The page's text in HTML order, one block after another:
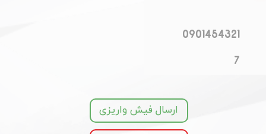
0901454321
7
ارسال فیش واریزی